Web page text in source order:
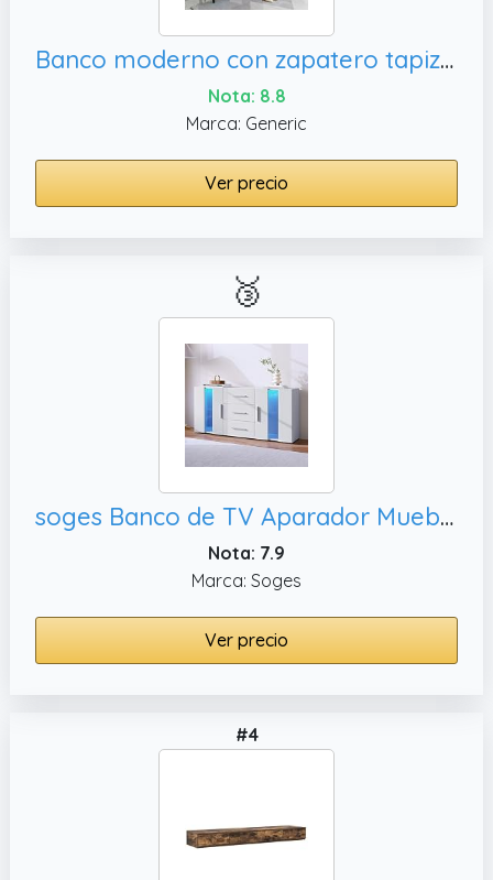
Banco moderno con zapatero tapizado para dormitorio, cajonera para interiores Sto Solut para el hogar.
Nota: 8.8
Marca: Generic
Ver precio
🥉
soges Banco de TV Aparador Mueble TV Mesa de Consola Cajoneras Sideboards de Alto Brillo con Cajón y Armario Blanco con Luz LED para Comedor, 140 x 35 x 70 cm
Nota: 7.9
Marca: Soges
Ver precio
#4